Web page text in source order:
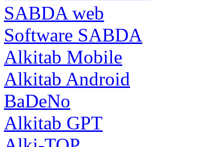
SABDA web
Software SABDA
Alkitab Mobile
Alkitab Android
BaDeNo
Alkitab GPT